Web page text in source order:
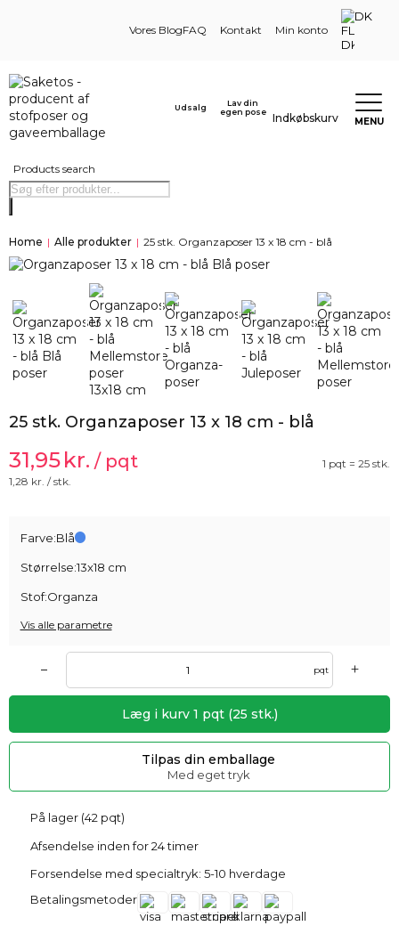
Vores BlogFAQ Kontakt Min konto
DK
Products search
Udsalg
Lav din
egen pose
Indkøbskurv MENU
Home | Alle produkter | 25 stk. Organzaposer 13 x 18 cm - blå
25 stk. Organzaposer 13 x 18 cm - blå
31,95kr. / pqt
1 pqt = 25 stk.
1,28 kr. / stk.
Farve:Blå
Størrelse:13x18 cm
Stof:Organza
Vis alle parametre
– pqt +
Læg i kurv 1 pqt (25 stk.)
Tilpas din emballage
Med eget tryk
På lager (42 pqt)
Afsendelse inden for 24 timer
Forsendelse med specialtryk: 5-10 hverdage
Betalingsmetoder